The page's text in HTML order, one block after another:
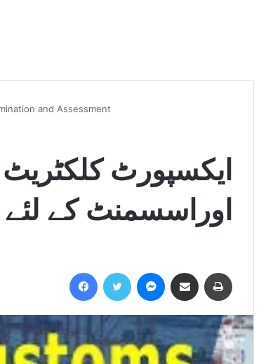
and Assessment
ایکسپورٹ کلکٹریٹ
اوراسسمنٹ کے لئے